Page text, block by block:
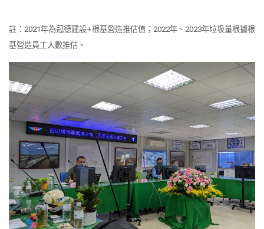
註：2021年為冠德建設+根基營造推估值；2022年、2023年垃圾量根據根
基營造員工人數推估。